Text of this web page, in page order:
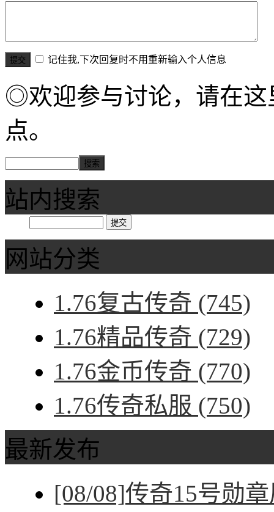
记住我,下次回复时不用重新输入个人信息
◎欢迎参与讨论，请在这
点。
站内搜索
网站分类
1.76复古传奇 (745)
1.76精品传奇 (729)
1.76金币传奇 (770)
1.76传奇私服 (750)
最新发布
[08/08]传奇15号勋